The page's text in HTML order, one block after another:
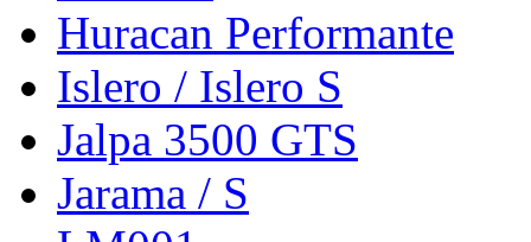
Huracan Performante
Islero / Islero S
Jalpa 3500 GTS
Jarama / S